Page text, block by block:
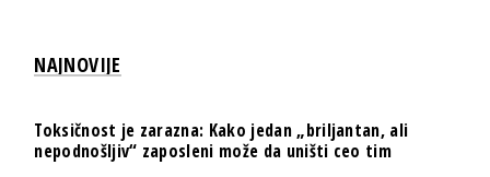
NAJNOVIJE
Toksičnost je zarazna: Kako jedan „briljantan, ali
nepodnošljiv“ zaposleni može da uništi ceo tim